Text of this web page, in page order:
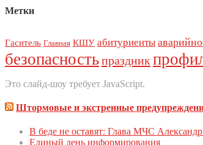
Метки
Гаситель Главная КШУ абитуриенты
безопасностьпраздник
Это слайд-шоу требует JavaScript.
Штормовые и экстренные
В беде не оставят: Глава МЧС
Единый день инфoрмирoвания